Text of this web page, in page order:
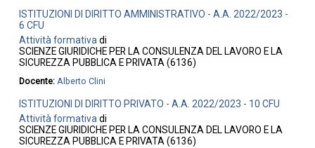
ISTITUZIONI DI DIRITTO AMMINISTRATIVO - A.A. 2022/2023 -
6 CFU
Attività formativadi
SCIENZE GIURIDICHE PER LA CONSULENZA DEL LAVORO E LA
SICUREZZA PUBBLICA E PRIVATA (6136)
Docente:Alberto Clini
ISTITUZIONI DI DIRITTO PRIVATO - A.A. 2022/2023 - 10 CFU
Attività formativadi
SCIENZE GIURIDICHE PER LA CONSULENZA DEL LAVORO E LA
SICUREZZA PUBBLICA E PRIVATA (6136)